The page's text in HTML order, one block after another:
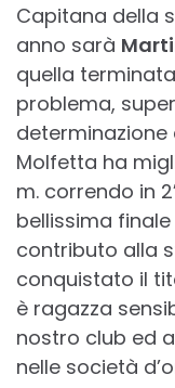
Capitana della
anno sarà
quella
problema,
determinazione
Molfetta ha
m. correndo in
bellissima
contributo alla
conquistato il
è ragazza
nostro club ed
nelle società